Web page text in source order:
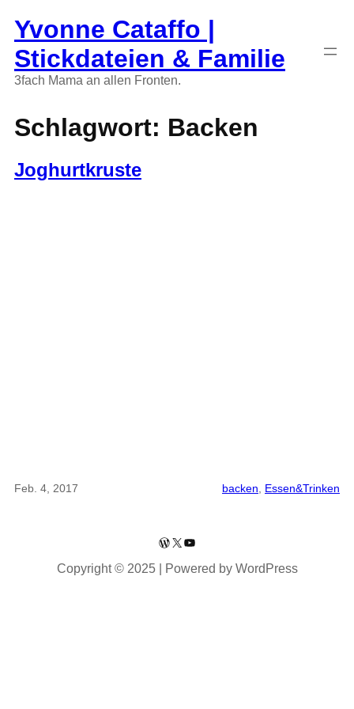
Inhalt
springen
Yvonne Cataffo |
Stickdateien & Familie
3fach Mama an allen Fronten.
Schlagwort: Backen
Joghurtkruste
Feb. 4, 2017 backen, Essen&Trinken
WordPress
X YouTube
Copyright © 2025 | Powered by WordPress